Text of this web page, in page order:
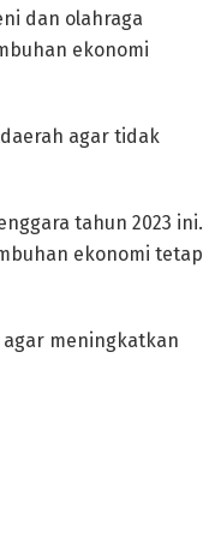
dan olahraga
ekonomi
agar tidak
tahun 2023 ini.
ekonomi tetap
agar meningkatkan